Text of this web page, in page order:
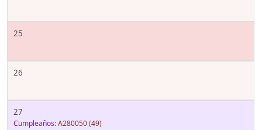
25
26
27
Cumpleaños:A280050(49)